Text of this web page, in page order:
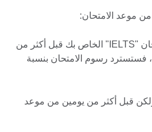
إذا قمت بإلغاء تسجيل امتحان "IELTS" الخاص بك قبل أكثر من
فستسترد رسوم الامتحان بنسبة
14 يومًا، ولكن قبل أكثر من يومين من موعد